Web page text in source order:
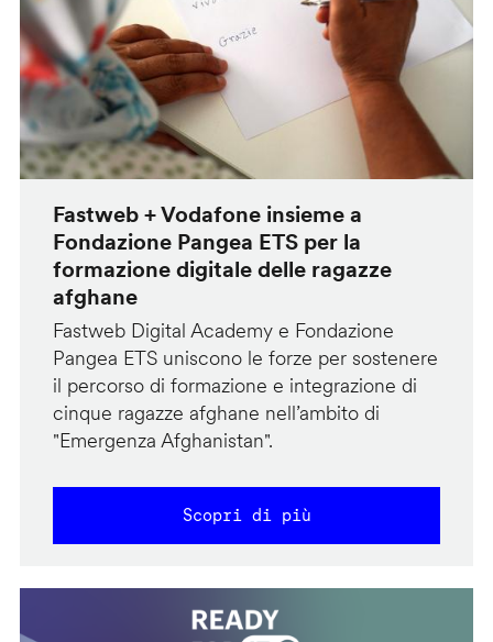
Fastweb + Vodafone insieme a
Fondazione Pangea ETS per la
formazione digitale delle ragazze
afghane
Fastweb Digital Academy e Fondazione
Pangea ETS uniscono le forze per sostenere
il percorso di formazione e integrazione di
cinque ragazze afghane nell’ambito di
"Emergenza Afghanistan".
Scopri di più